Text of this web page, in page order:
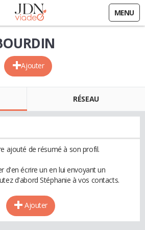
MENU
Ajouter
RÉSEAU
ajouté de résumé à son profil.
d'en écrire un en lui envoyant un
d'abord Stéphanie à vos contacts.
Ajouter